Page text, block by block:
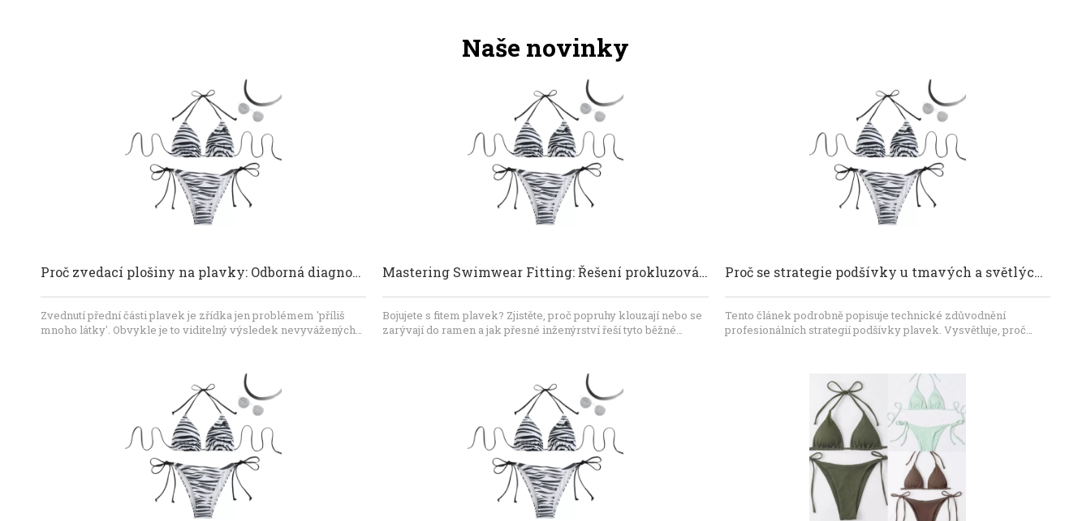
Naše novinky
Proč zvedací plošiny na plavky: Odborná diagnostika a OEM řešení
Zvednutí přední části plavek je zřídka jen problémem 'příliš
mnoho látky'. Obvykle je to viditelný výsledek nevyvážených
Dynamickým testováním oděvu a strukturální korekcí vzoru
mohou značky dosáhnout lepšího pohodlí, krytí, vzhledu a
konzistence výroby. Pro vývoj OEM plavek je včasná technická
kontrola nejúčinnějším způsobem, jak zabránit opakovaným
vzorkům a nákladným opravám hromadné výroby.
Mastering Swimwear Fitting: Řešení prokluzování popruhu a zakopávání ramen
Bojujete s fitem plavek? Zjistěte, proč popruhy klouzají nebo se
zarývají do ramen a jak přesné inženýrství řeší tyto běžné
Proč se strategie podšívky u tmavých a světlých plavek liší
Tento článek podrobně popisuje technické zdůvodnění
profesionálních strategií podšívky plavek. Vysvětluje, proč
přirozenou absorpci světla, aby umožnily efektivnější
konstrukci pouze s klíny, čímž vyvažují hygienu, neprůhlednost
a důvěru spotřebitelů.